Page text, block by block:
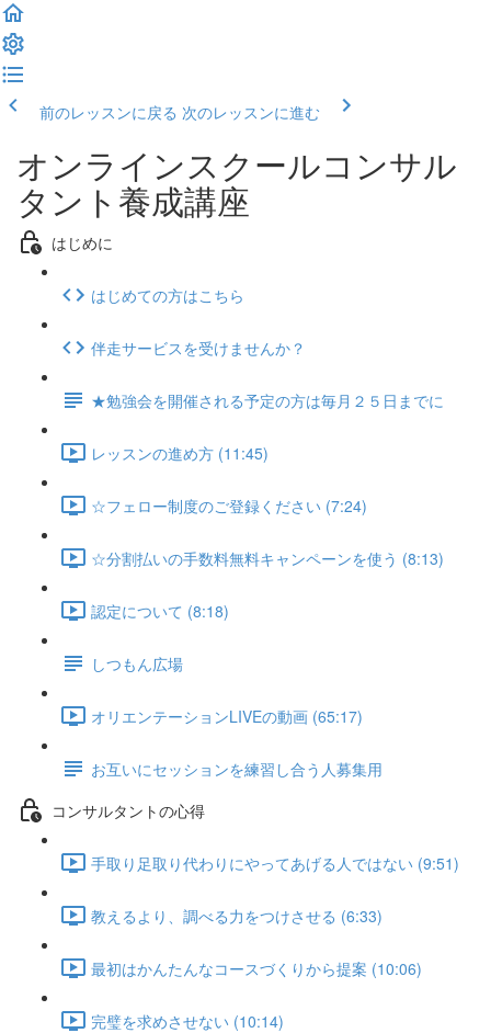
前のレッスンに戻る 次のレッスンに進む
オンラインスクールコンサル
タント養成講座
はじめに
はじめての方はこちら
伴走サービスを受けませんか？
★勉強会を開催される予定の方は毎月２５日までに
レッスンの進め方 (11:45)
☆フェロー制度のご登録ください (7:24)
☆分割払いの手数料無料キャンペーンを使う (8:13)
認定について (8:18)
しつもん広場
オリエンテーションLIVEの動画 (65:17)
お互いにセッションを練習し合う人募集用
コンサルタントの心得
手取り足取り代わりにやってあげる人ではない (9:51)
教えるより、調べる力をつけさせる (6:33)
最初はかんたんなコースづくりから提案 (10:06)
完璧を求めさせない (10:14)